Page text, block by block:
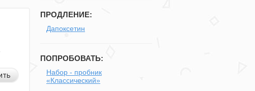
ПРОДЛЕНИЕ:
Дапоксетин
ПОПРОБОВАТЬ:
Набор - пробник
«Классический»